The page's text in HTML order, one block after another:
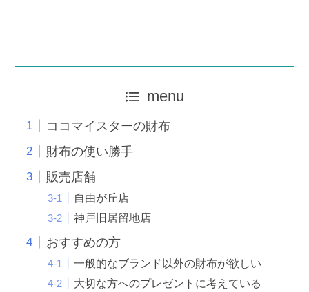
menu
ココマイスターの財布
財布の使い勝手
販売店舗
自由が丘店
神戸旧居留地店
おすすめの方
一般的なブランド以外の財布が欲しい
大切な方へのプレゼントに考えている